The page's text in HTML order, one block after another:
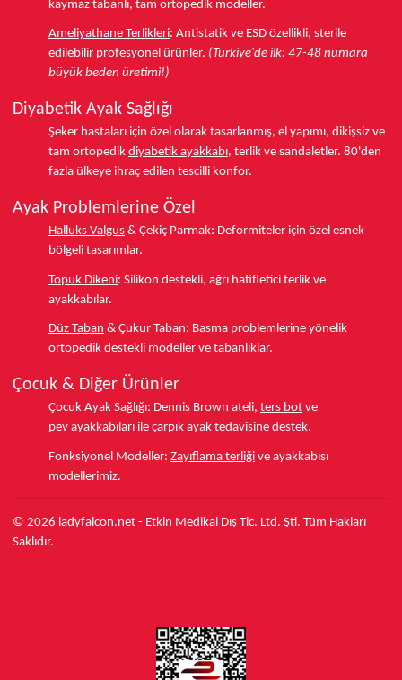
kaymaz tabanlı, tam ortopedik modeller.
Ameliyathane Terlikleri: Antistatik ve ESD özellikli, sterile
edilebilir profesyonel ürünler. (Türkiye'de ilk: 47-48 numara
büyük beden üretimi!)
Diyabetik Ayak Sağlığı
Şeker hastaları için özel olarak tasarlanmış, el yapımı, dikişsiz ve
tam ortopedik diyabetik ayakkabı, terlik ve sandaletler. 80'den
fazla ülkeye ihraç edilen tescilli konfor.
Ayak Problemlerine Özel
Halluks Valgus & Çekiç Parmak: Deformiteler için özel esnek
bölgeli tasarımlar.
Topuk Dikeni: Silikon destekli, ağrı hafifletici terlik ve
ayakkabılar.
Düz Taban & Çukur Taban: Basma problemlerine yönelik
ortopedik destekli modeller ve tabanlıklar.
Çocuk & Diğer Ürünler
Çocuk Ayak Sağlığı: Dennis Brown ateli, ters bot ve
pev ayakkabıları ile çarpık ayak tedavisine destek.
Fonksiyonel Modeller: Zayıflama terliği ve ayakkabısı
modellerimiz.
© 2026 ladyfalcon.net - Etkin Medikal Dış Tic. Ltd. Şti. Tüm Hakları
Saklıdır.